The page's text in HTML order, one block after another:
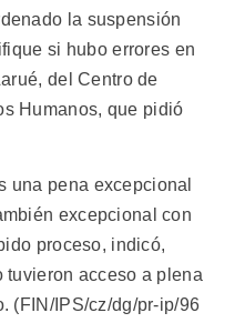
la suspensión
si hubo errores en
del Centro de
Humanos, que pidió
una pena excepcional
excepcional con
proceso, indicó,
tuvieron acceso a plena
(FIN/IPS/cz/dg/pr-ip/96